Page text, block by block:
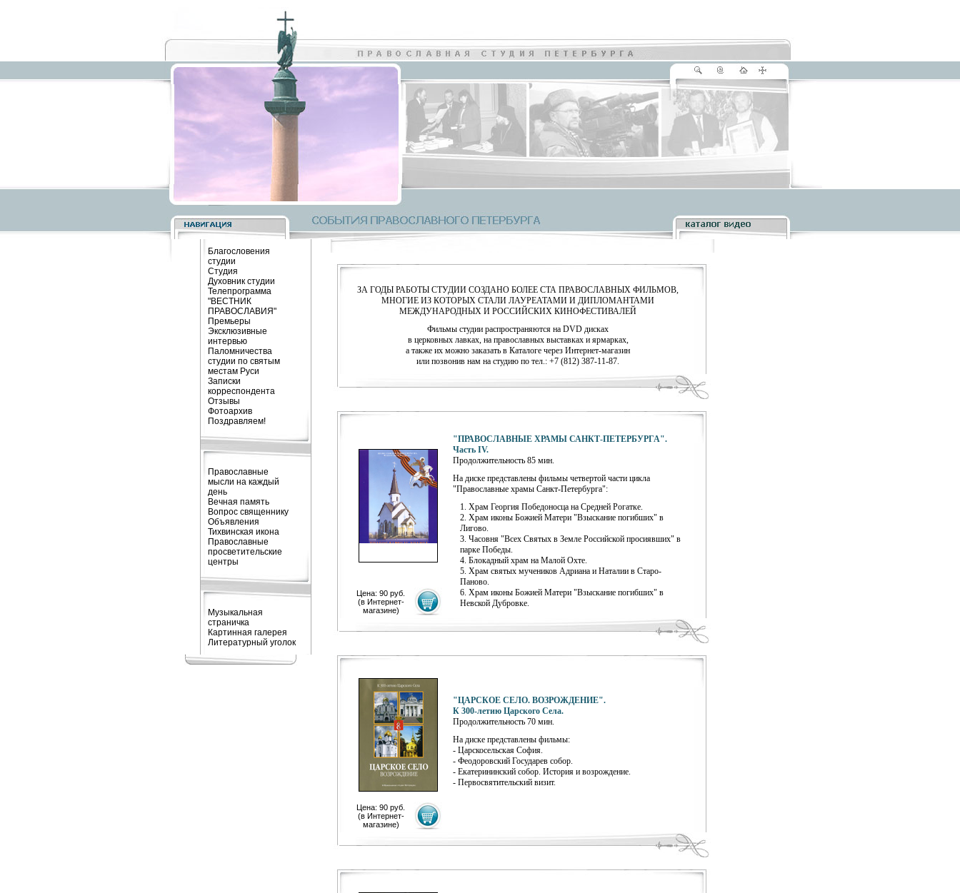
Благословения
студии
Студия
Духовник студии
Телепрограмма
"ВЕСТНИК
ПРАВОСЛАВИЯ"
Премьеры
Эксклюзивные
интервью
Паломничества
студии по святым
местам Руси
Записки
корреспондента
Отзывы
Фотоархив
Поздравляем!
Православные
мысли на каждый
день
Вечная память
Вопрос священнику
Объявления
Тихвинская икона
Православные
просветительские
центры
Музыкальная
страничка
Картинная галерея
Литературный уголок
ЗА ГОДЫ РАБОТЫ СТУДИИ СОЗДАНО БОЛЕЕ СТА ПРАВОСЛАВНЫХ ФИЛЬМОВ,
МНОГИЕ ИЗ КОТОРЫХ СТАЛИ ЛАУРЕАТАМИ И ДИПЛОМАНТАМИ
МЕЖДУНАРОДНЫХ И РОССИЙСКИХ КИНОФЕСТИВАЛЕЙ
Фильмы студии распространяются на DVD дисках
в церковных лавках, на православных выставках и ярмарках,
а также их можно заказать в Каталоге через Интернет-магазин
или позвонив нам на студию по тел.: +7 (812) 387-11-87.
"ПРАВОСЛАВНЫЕ ХРАМЫ САНКТ-ПЕТЕРБУРГА".
Часть IV.
Продолжительность 85 мин.
На диске представлены фильмы четвертой части цикла
"Православные храмы Санкт-Петербурга":
1. Храм Георгия Победоносца на Средней Рогатке.
2. Храм иконы Божией Матери "Взыскание погибших" в
Лигово.
3. Часовня "Всех Святых в Земле Российской просиявших" в
парке Победы.
4. Блокадный храм на Малой Охте.
5. Храм святых мучеников Адриана и Наталии в Старо-
Паново.
6. Храм иконы Божией Матери "Взыскание погибших" в
Невской Дубровке.
Цена: 90 руб.
(в Интернет-
магазине)
"ЦАРСКОЕ СЕЛО. ВОЗРОЖДЕНИЕ".
К 300-летию Царского Села.
Продолжительность 70 мин.
На диске представлены фильмы:
- Царскосельская София.
- Феодоровский Государев собор.
- Екатерининский собор. История и возрождение.
- Первосвятительский визит.
Цена: 90 руб.
(в Интернет-
магазине)